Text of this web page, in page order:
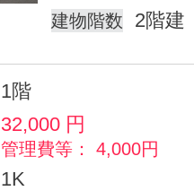
建物階数 2階建
1階
32,000 円
管理費等： 4,000円
1K